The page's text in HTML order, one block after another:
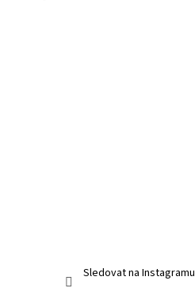
Sledovat na Instagramu